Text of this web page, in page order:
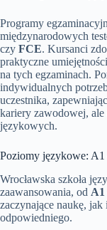
Programy
międzynarodowych
czy FCE. Kursanci
praktyczne
na tych egzaminach.
indywidualnych
uczestnika,
kariery zawodowej,
językowych.
Poziomy językowe: A1
Wrocławska szkoła
zaawansowania, od A1
zaczynające naukę, jak
odpowiedniego.